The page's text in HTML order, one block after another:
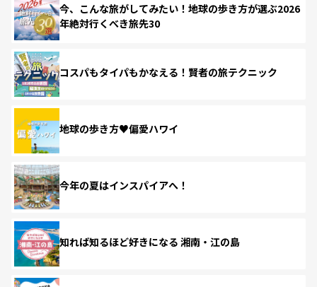
今、こんな旅がしてみたい！地球の歩き方が選ぶ2026
年絶対行くべき旅先30
コスパもタイパもかなえる！賢者の旅テクニック
地球の歩き方♥偏愛ハワイ
今年の夏はインスパイアへ！
知れば知るほど好きになる 湘南・江の島